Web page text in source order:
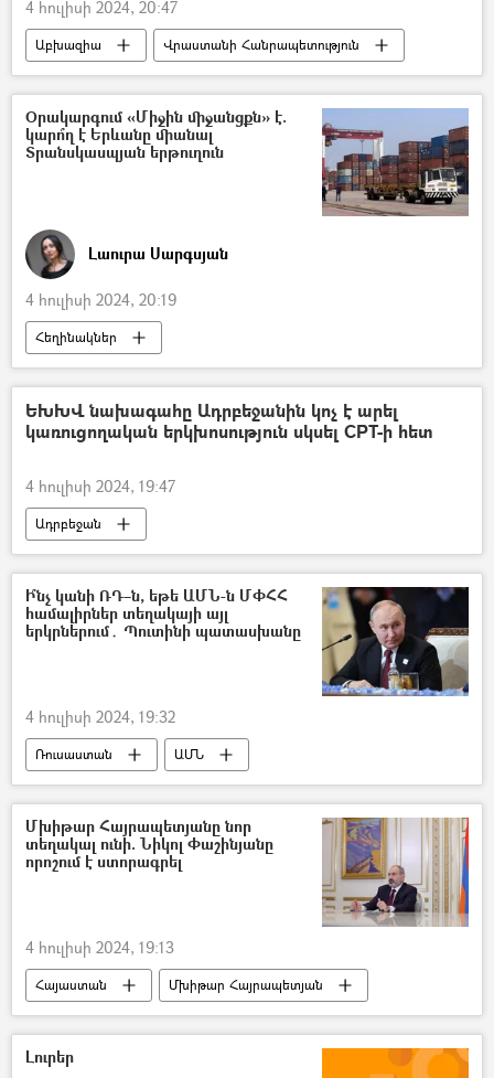
4 հուլիսի 2024, 20:47
Աբխազիա
Վրաստանի Հանրապետություն
Հայաստան
բողոք
Օրակարգում «Միջին միջանցքն» է.
կարո՞ղ է Երևանը միանալ
Տրանսկասպյան երթուղուն
Լաուրա Սարգսյան
4 հուլիսի 2024, 20:19
Հեղինակներ
Տրանսկասպյան միջազգային տրանսպորտային միջանցք (ՏՄՏՄ)
Միջին միջանցք
Ղազախստան
Չինաստան
Հայաստան
երկաթուղի
ԵԽԽՎ նախագահը Ադրբեջանին կոչ է արել
կառուցողական երկխոսություն սկսել CPT-ի հետ
4 հուլիսի 2024, 19:47
Ադրբեջան
Եվրախորհրդի խորհրդարանական վեհաժողով (ԵԽԽՎ)
Թեոդորոս Ռուսոպուլոս
Խոշտանգում
Ի՞նչ կանի ՌԴ–ն, եթե ԱՄՆ-ն ՄՓՀՀ
համալիրներ տեղակայի այլ
երկրներում․ Պուտինի պատասխանը
4 հուլիսի 2024, 19:32
Ռուսաստան
ԱՄՆ
Վլադիմիր Պուտին
Մխիթար Հայրապետյանը նոր
տեղակալ ունի. Նիկոլ Փաշինյանը
որոշում է ստորագրել
4 հուլիսի 2024, 19:13
Հայաստան
Մխիթար Հայրապետյան
Նիկոլ Փաշինյան
պաշտոն
Լուրեր